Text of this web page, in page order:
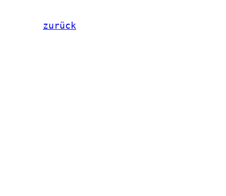
zurück